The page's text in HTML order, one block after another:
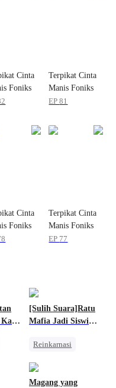
Cinta
Foniks
Terpikat Cinta
Manis Foniks
EP81
Cinta
Foniks
Terpikat Cinta
Manis Foniks
EP 77
Kali
[Sulih Suara]Ratu
Mafia Jadi Siswi
Reinkarnasi
Magang yang